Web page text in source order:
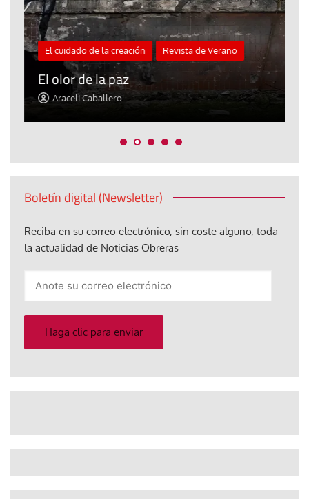
El cuidado de la creación Revista de Verano
El olor de la paz
Araceli Caballero
Boletín digital (Newsletter)
Reciba en su correo electrónico, sin coste alguno, toda
la actualidad de Noticias Obreras
electrónico
Haga clic para enviar